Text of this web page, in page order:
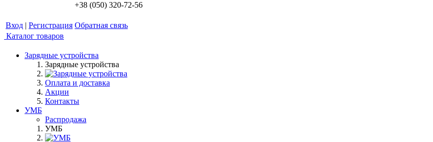
+38 (050) 320-72-56
Вход | Регистрация Обратная связь
Каталог товаров
Зарядные устройства
Зарядные устройства
Оплата и доставка
Акции
Контакты
УМБ
Распродажа
УМБ